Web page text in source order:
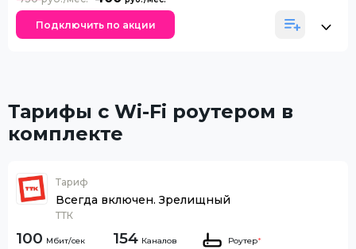
Подключить по акции
Тарифы с Wi-Fi роутером в
комплекте
Тариф
Всегда включен. Зрелищный
ТТК
100 154 Каналов
Роутер*